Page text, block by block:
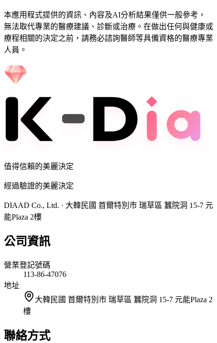
本應用程式提供的資訊、內容及AI分析結果僅供一般參考，
無法取代專業的醫療建議、診斷或治療。在做出任何與健康或
療程相關的決定之前，請務必諮詢醫師等具備資格的醫療專業
人員。
值得信賴的美麗決定
經過驗證的美麗決定
DIAAD Co., Ltd. · 大韓民國 首爾特別市 瑞草區 蠶院洞 15-7 元
能Plaza 2樓
公司資訊
營業登記號碼
113-86-47076
地址
大韓民國 首爾特別市 瑞草區 蠶院洞 15-7 元能Plaza 2
樓
聯絡方式